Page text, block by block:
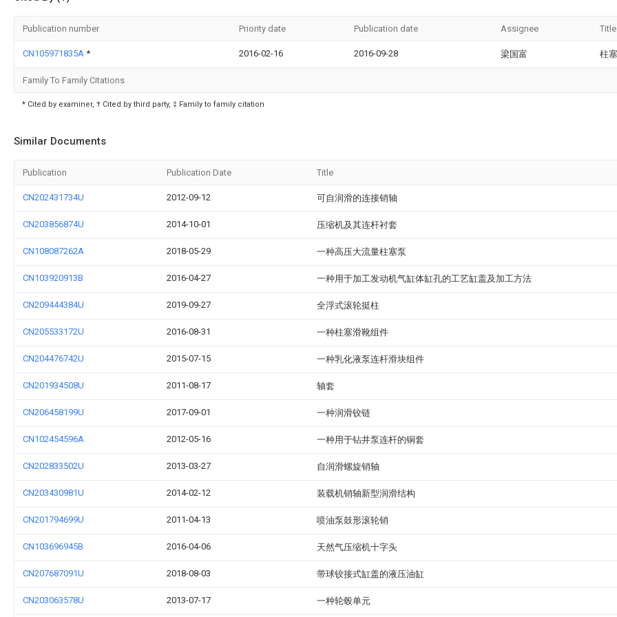
Publication number Priority date Publication date Assignee Title
CN105971835A * 2016-02-16 2016-09-28 梁国富 柱
Family To Family Citations
* Cited by examiner, † Cited by third party, ‡ Family to family citation
Similar Documents
Publication Publication Date Title
CN202431734U 2012-09-12 可自润滑的连接销轴
CN203856874U 2014-10-01 压缩机及其连杆衬套
CN108087262A 2018-05-29 一种高压大流量柱塞泵
CN103920913B 2016-04-27 一种用于加工发动机气缸体缸孔的工艺缸盖及加工方法
CN209444384U 2019-09-27 全浮式滚轮挺柱
CN205533172U 2016-08-31 一种柱塞滑靴组件
CN204476742U 2015-07-15 一种乳化液泵连杆滑块组件
CN201934508U 2011-08-17 轴套
CN206458199U 2017-09-01 一种润滑铰链
CN102454596A 2012-05-16 一种用于钻井泵连杆的铜套
CN202833502U 2013-03-27 自润滑螺旋销轴
CN203430981U 2014-02-12 装载机销轴新型润滑结构
CN201794699U 2011-04-13 喷油泵鼓形滚轮销
CN103696945B 2016-04-06 天然气压缩机十字头
CN207687091U 2018-08-03 带球铰接式缸盖的液压油缸
CN203063578U 2013-07-17 一种轮毂单元